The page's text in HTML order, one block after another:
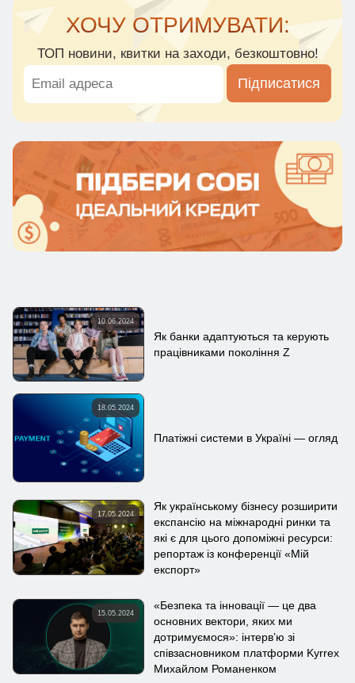
10.06.2024
Як банки адаптуються та керують
працівниками покоління Z
18.05.2024
Платіжні системи в Україні — огляд
17.05.2024
Як українському бізнесу розширити
експансію на міжнародні ринки та
які є для цього допоміжні ресурси:
репортаж із конференції «Мій
експорт»
15.05.2024
«Безпека та інновації — це два
основних вектори, яких ми
дотримуємося»: інтерв’ю зі
співзасновником платформи Kyrrex
Михайлом Романенком
ХОЧУ ОТРИМУВАТИ:
ТОП новини, квитки на заходи, безкоштовно!
Підписатися